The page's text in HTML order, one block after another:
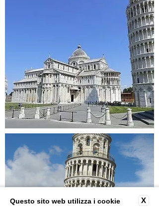
X
Questo sito web utilizza i cookie